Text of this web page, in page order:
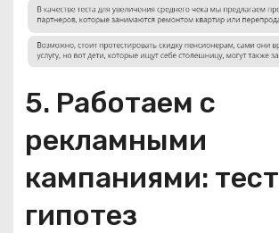
5. Работаем с
рекламными
кампаниями: тест
гипотез